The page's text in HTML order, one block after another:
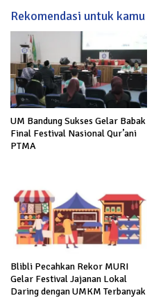
Rekomendasi untuk kamu
UM Bandung Sukses Gelar Babak
Final Festival Nasional Qur’ani
PTMA
Blibli Pecahkan Rekor MURI
Gelar Festival Jajanan Lokal
Daring dengan UMKM Terbanyak